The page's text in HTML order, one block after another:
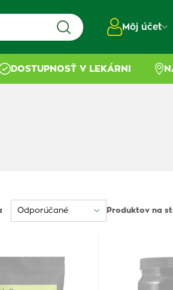
Môj účet
DOSTUPNOSŤ V LEKÁRNI
Produktov na